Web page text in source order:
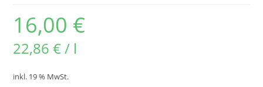
16,00 €
22,86€/ l
inkl. 19 % MwSt.